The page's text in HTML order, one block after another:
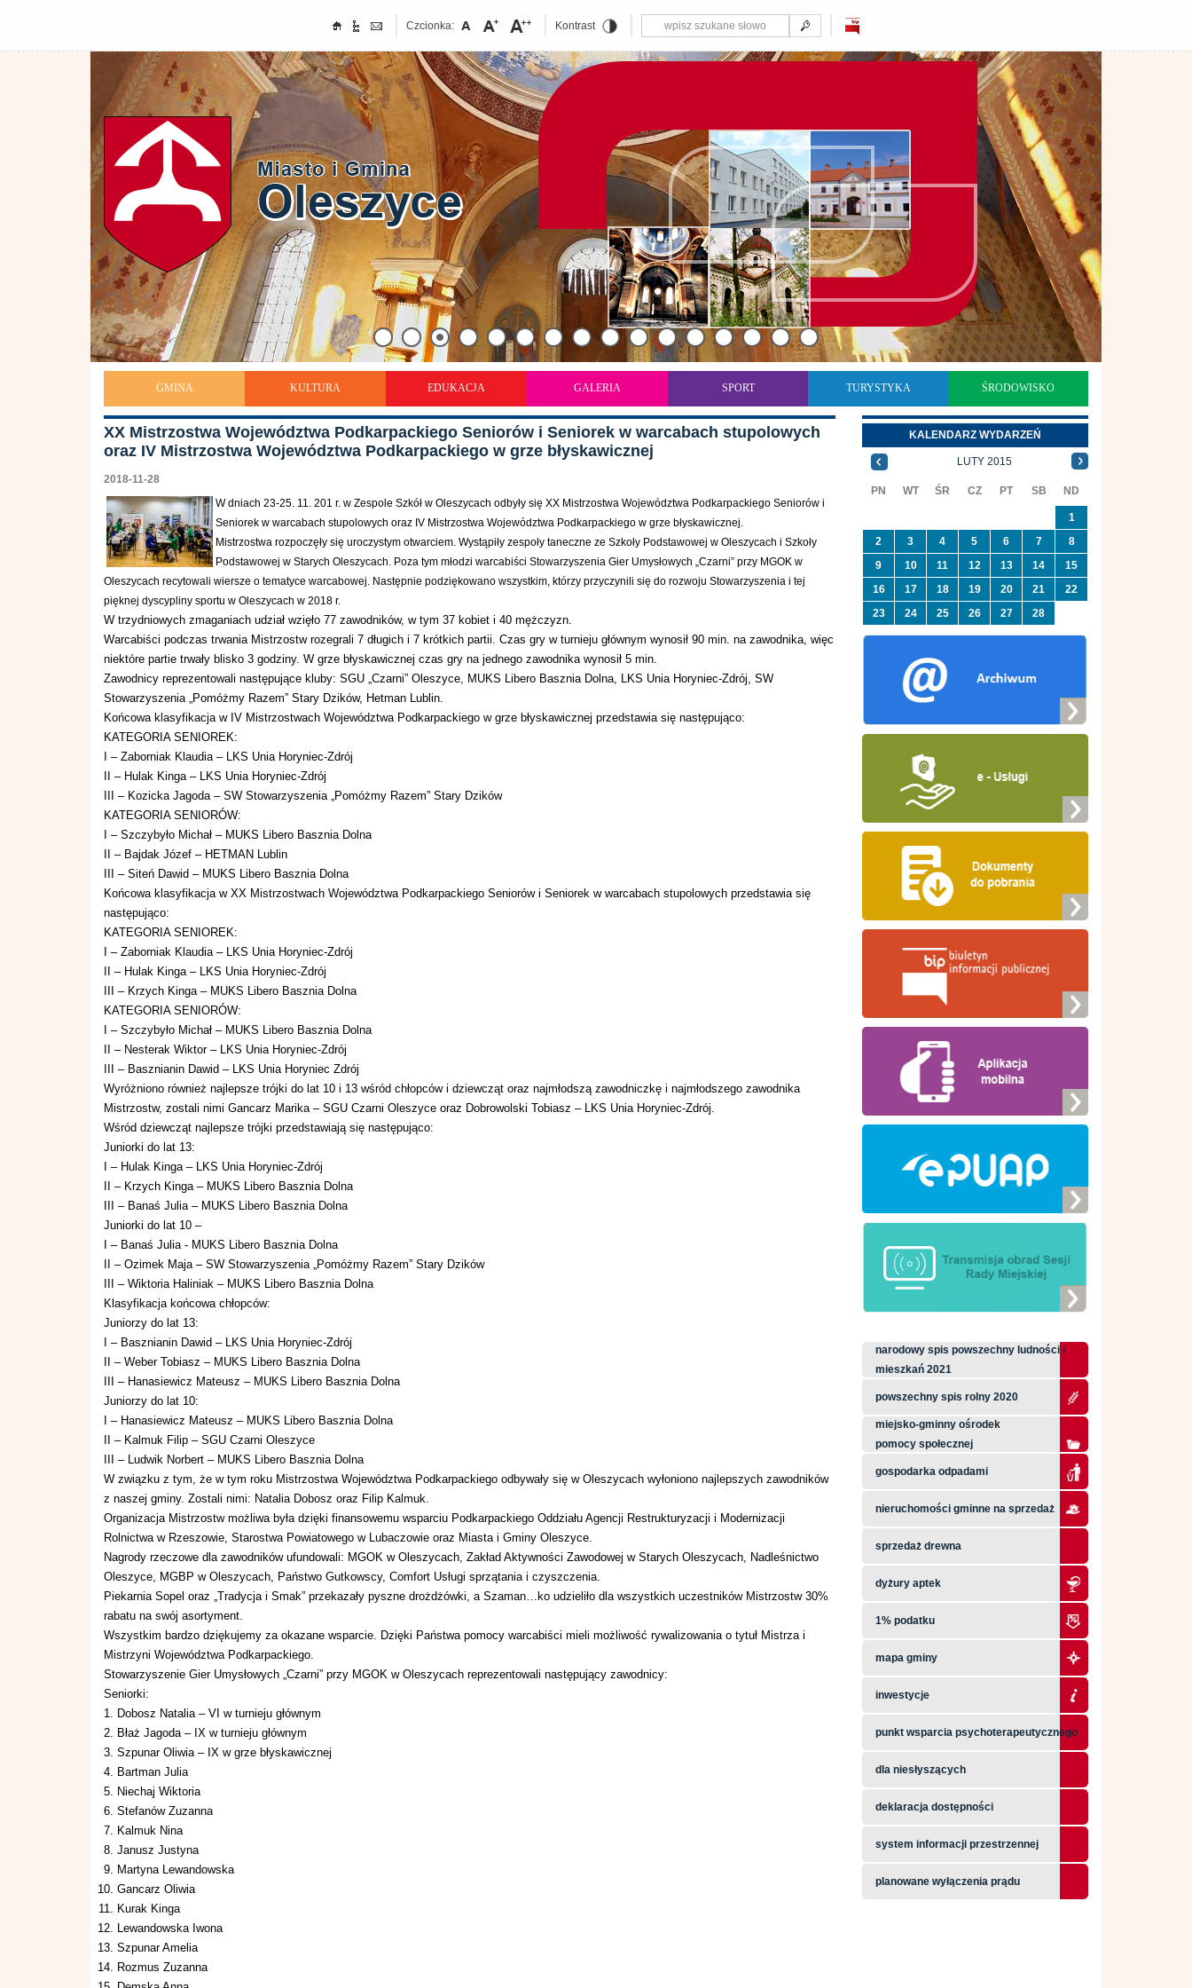
Czcionka: Kontrast
GMINA KULTURA EDUKACJA GALERIA SPORT TURYSTYKA ŚRODOWISKO
XX Mistrzostwa Województwa Podkarpackiego Seniorów i Seniorek w warcabach stupolowych
oraz IV Mistrzostwa Województwa Podkarpackiego w grze błyskawicznej
2018-11-28
W dniach 23-25. 11. 201 r. w Zespole Szkół w Oleszycach odbyły się XX Mistrzostwa Województwa Podkarpackiego Seniorów i
Seniorek w warcabach stupolowych oraz IV Mistrzostwa Województwa Podkarpackiego w grze błyskawicznej.
Mistrzostwa rozpoczęły się uroczystym otwarciem. Wystąpiły zespoły taneczne ze Szkoły Podstawowej w Oleszycach i Szkoły
Podstawowej w Starych Oleszycach. Poza tym młodzi warcabiści Stowarzyszenia Gier Umysłowych „Czarni” przy MGOK w
Oleszycach recytowali wiersze o tematyce warcabowej. Następnie podziękowano wszystkim, którzy przyczynili się do rozwoju Stowarzyszenia i tej
pięknej dyscypliny sportu w Oleszycach w 2018 r.
W trzydniowych zmaganiach udział wzięło 77 zawodników, w tym 37 kobiet i 40 mężczyzn.
Warcabiści podczas trwania Mistrzostw rozegrali 7 długich i 7 krótkich partii. Czas gry w turnieju głównym wynosił 90 min. na zawodnika, więc
niektóre partie trwały blisko 3 godziny. W grze błyskawicznej czas gry na jednego zawodnika wynosił 5 min.
Zawodnicy reprezentowali następujące kluby: SGU „Czarni” Oleszyce, MUKS Libero Basznia Dolna, LKS Unia Horyniec-Zdrój, SW
Stowarzyszenia „Pomóżmy Razem” Stary Dzików, Hetman Lublin.
Końcowa klasyfikacja w IV Mistrzostwach Województwa Podkarpackiego w grze błyskawicznej przedstawia się następująco:
KATEGORIA SENIOREK:
I – Zaborniak Klaudia – LKS Unia Horyniec-Zdrój
II – Hulak Kinga – LKS Unia Horyniec-Zdrój
III – Kozicka Jagoda – SW Stowarzyszenia „Pomóżmy Razem” Stary Dzików
KATEGORIA SENIORÓW:
I – Szczybyło Michał – MUKS Libero Basznia Dolna
II – Bajdak Józef – HETMAN Lublin
III – Siteń Dawid – MUKS Libero Basznia Dolna
Końcowa klasyfikacja w XX Mistrzostwach Województwa Podkarpackiego Seniorów i Seniorek w warcabach stupolowych przedstawia się
następująco:
KATEGORIA SENIOREK:
I – Zaborniak Klaudia – LKS Unia Horyniec-Zdrój
II – Hulak Kinga – LKS Unia Horyniec-Zdrój
III – Krzych Kinga – MUKS Libero Basznia Dolna
KATEGORIA SENIORÓW:
I – Szczybyło Michał – MUKS Libero Basznia Dolna
II – Nesterak Wiktor – LKS Unia Horyniec-Zdrój
III – Basznianin Dawid – LKS Unia Horyniec Zdrój
Wyróżniono również najlepsze trójki do lat 10 i 13 wśród chłopców i dziewcząt oraz najmłodszą zawodniczkę i najmłodszego zawodnika
Mistrzostw, zostali nimi Gancarz Marika – SGU Czarni Oleszyce oraz Dobrowolski Tobiasz – LKS Unia Horyniec-Zdrój.
Wśród dziewcząt najlepsze trójki przedstawiają się następująco:
Juniorki do lat 13:
I – Hulak Kinga – LKS Unia Horyniec-Zdrój
II – Krzych Kinga – MUKS Libero Basznia Dolna
III – Banaś Julia – MUKS Libero Basznia Dolna
Juniorki do lat 10 –
I – Banaś Julia - MUKS Libero Basznia Dolna
II – Ozimek Maja – SW Stowarzyszenia „Pomóżmy Razem” Stary Dzików
III – Wiktoria Haliniak – MUKS Libero Basznia Dolna
Klasyfikacja końcowa chłopców:
Juniorzy do lat 13:
I – Basznianin Dawid – LKS Unia Horyniec-Zdrój
II – Weber Tobiasz – MUKS Libero Basznia Dolna
III – Hanasiewicz Mateusz – MUKS Libero Basznia Dolna
Juniorzy do lat 10:
I – Hanasiewicz Mateusz – MUKS Libero Basznia Dolna
II – Kalmuk Filip – SGU Czarni Oleszyce
III – Ludwik Norbert – MUKS Libero Basznia Dolna
W związku z tym, że w tym roku Mistrzostwa Województwa Podkarpackiego odbywały się w Oleszycach wyłoniono najlepszych zawodników
z naszej gminy. Zostali nimi: Natalia Dobosz oraz Filip Kalmuk.
Organizacja Mistrzostw możliwa była dzięki finansowemu wsparciu Podkarpackiego Oddziału Agencji Restrukturyzacji i Modernizacji
Rolnictwa w Rzeszowie, Starostwa Powiatowego w Lubaczowie oraz Miasta i Gminy Oleszyce.
Nagrody rzeczowe dla zawodników ufundowali: MGOK w Oleszycach, Zakład Aktywności Zawodowej w Starych Oleszycach, Nadleśnictwo
Oleszyce, MGBP w Oleszycach, Państwo Gutkowscy, Comfort Usługi sprzątania i czyszczenia.
Piekarnia Sopel oraz „Tradycja i Smak” przekazały pyszne drożdżówki, a Szaman…ko udzieliło dla wszystkich uczestników Mistrzostw 30%
rabatu na swój asortyment.
Wszystkim bardzo dziękujemy za okazane wsparcie. Dzięki Państwa pomocy warcabiści mieli możliwość rywalizowania o tytuł Mistrza i
Mistrzyni Województwa Podkarpackiego.
Stowarzyszenie Gier Umysłowych „Czarni” przy MGOK w Oleszycach reprezentowali następujący zawodnicy:
Seniorki:
Dobosz Natalia – VI w turnieju głównym
Błaż Jagoda – IX w turnieju głównym
Szpunar Oliwia – IX w grze błyskawicznej
Bartman Julia
Niechaj Wiktoria
Stefanów Zuzanna
Kalmuk Nina
Janusz Justyna
Martyna Lewandowska
Gancarz Oliwia
Kurak Kinga
Lewandowska Iwona
Szpunar Amelia
Rozmus Zuzanna
KALENDARZ WYDARZEŃ
LUTY 2015
PN WT ŚR CZ PT SB ND
1
2
3 4 5 6 7
8
9
10 11 12 13 14
15
16
17 18 19 20 21
22
23
24 25 26 27 28
narodowy spis powszechny ludności i
mieszkań 2021
powszechny spis rolny 2020
miejsko-gminny ośrodek
pomocy społecznej
gospodarka odpadami
nieruchomości gminne na sprzedaż
sprzedaż drewna
dyżury aptek
1% podatku
mapa gminy
inwestycje
punkt wsparcia psychoterapeutycznego
dla niesłyszących
deklaracja dostępności
system informacji przestrzennej
planowane wyłączenia prądu